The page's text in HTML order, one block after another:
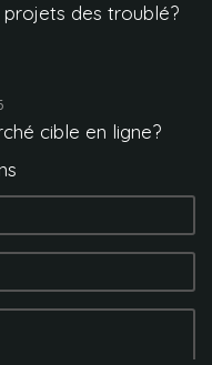
projets des troublé?
cible en ligne?